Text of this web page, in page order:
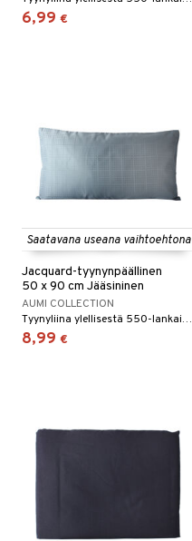
6,99 €
Saatavana useana vaihtoehtona
Jacquard-tyynynpäällinen
50 x 90 cm Jääsininen
AUMI COLLECTION
Tyynyliina ylellisestä 550-lankaisesta Micro Cotton -materiaalista.
8,99 €